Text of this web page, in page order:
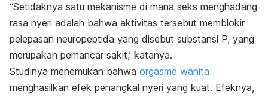
“Setidaknya satu mekanisme di mana seks menghadang
rasa nyeri adalah bahwa aktivitas tersebut memblokir
pelepasan neuropeptida yang disebut substansi P, yang
merupakan pemancar sakit,’ katanya.
Studinya menemukan bahwa orgasme wanita
menghasilkan efek penangkal nyeri yang kuat. Efeknya,